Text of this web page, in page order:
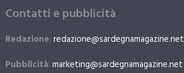
Contatti e pubblicità
Redazione: redazione@sardegnamagazine.net
Pubblicità: marketing@sardegnamagazine.net